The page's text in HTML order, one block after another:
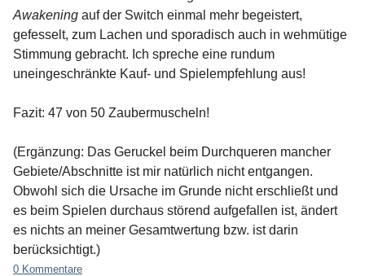
Awakening auf der Switch einmal mehr begeistert,
gefesselt, zum Lachen und sporadisch auch in wehmütige
Stimmung gebracht. Ich spreche eine rundum
uneingeschränkte Kauf- und Spielempfehlung aus!
Fazit: 47 von 50 Zaubermuscheln!
(Ergänzung: Das Geruckel beim Durchqueren mancher
Gebiete/Abschnitte ist mir natürlich nicht entgangen.
Obwohl sich die Ursache im Grunde nicht erschließt und
es beim Spielen durchaus störend aufgefallen ist, ändert
es nichts an meiner Gesamtwertung bzw. ist darin
berücksichtigt.)
0 Kommentare